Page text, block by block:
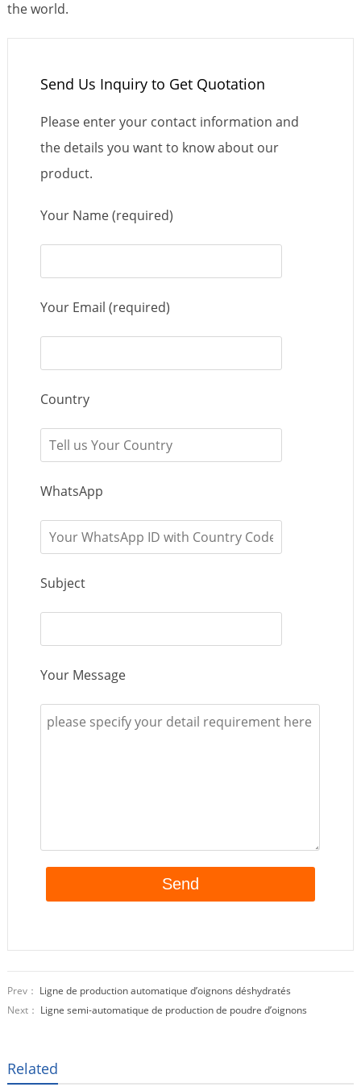
the world.
Send Us Inquiry to Get Quotation
Please enter your contact information and
the details you want to know about our
product.
Your Name (required)
Your Email (required)
Country
WhatsApp
Subject
Your Message
Prev： Ligne de production automatique d’oignons déshydratés
Next： Ligne semi-automatique de production de poudre d’oignons
Related